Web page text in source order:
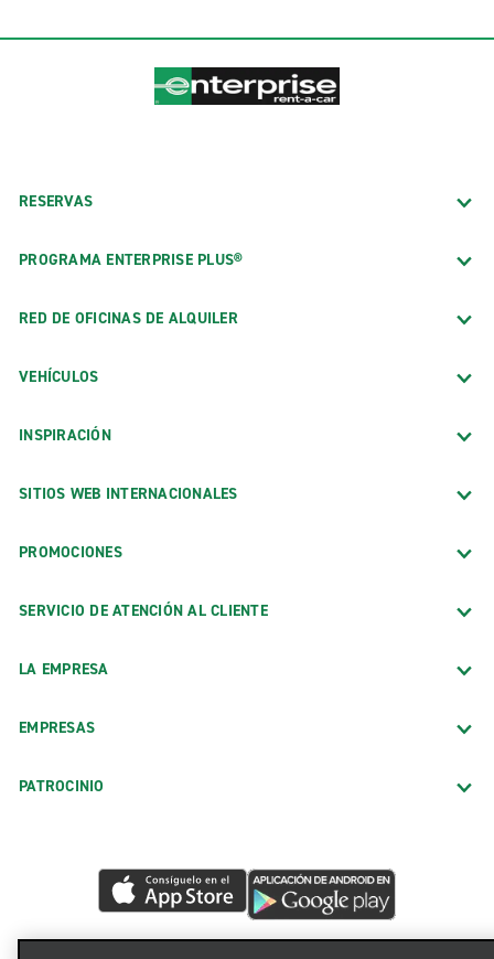
RESERVAS
PROGRAMA ENTERPRISE PLUS®
RED DE OFICINAS DE ALQUILER
VEHÍCULOS
INSPIRACIÓN
SITIOS WEB INTERNACIONALES
PROMOCIONES
SERVICIO DE ATENCIÓN AL CLIENTE
LA EMPRESA
EMPRESAS
PATROCINIO